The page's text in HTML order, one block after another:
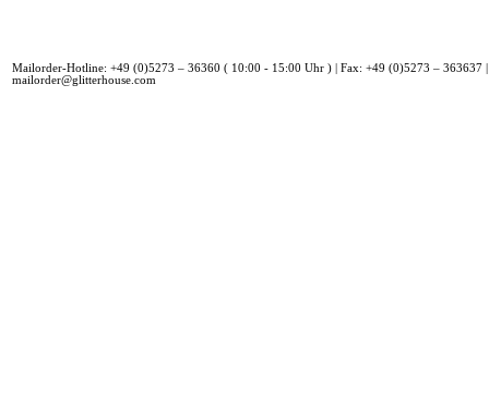
Mailorder-Hotline: +49 (0)5273 – 36360 ( 10:00 - 15:00 Uhr ) | Fax: +49 (0)5273 – 363637
mailorder@glitterhouse.com